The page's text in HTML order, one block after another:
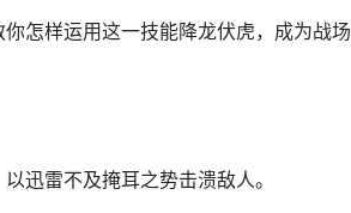
怎样运用这一技能降龙伏虎，成为战场
迅雷不及掩耳之势击溃敌人。